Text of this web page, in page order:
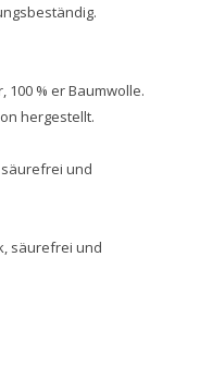
100 % er Baumwolle.
hergestellt.
säurefrei und
säurefrei und